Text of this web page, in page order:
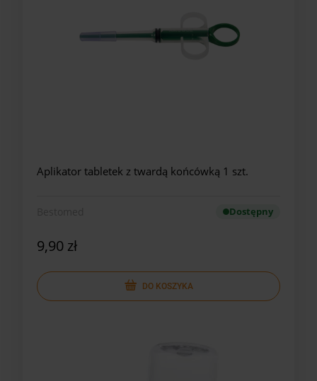
Aplikator tabletek z twardą końcówką 1 szt.
Dostępny
9,90 zł
DO KOSZYKA